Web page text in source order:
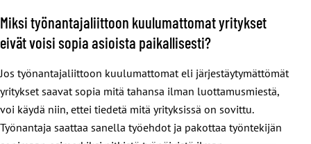
Miksi työnantajaliittoon kuulumattomat yritykset
eivät voisi sopia asioista paikallisesti?
Jos työnantajaliittoon kuulumattomat eli järjestäytymättömät
yritykset saavat sopia mitä tahansa ilman luottamusmiestä,
voi käydä niin, ettei tiedetä mitä yrityksissä on sovittu.
Työnantaja saattaa sanella työehdot ja pakottaa työntekijän